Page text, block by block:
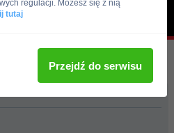
regulacji. Możesz się z nią
tutaj
Przejdź do serwisu